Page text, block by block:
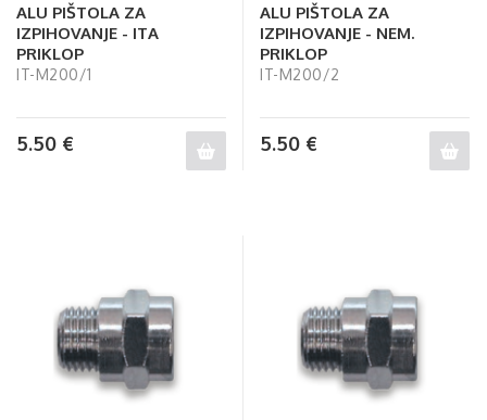
ALU PIŠTOLA ZA
IZPIHOVANJE - ITA
PRIKLOP
IT-M200/1
5.50 €
ALU PIŠTOLA ZA
IZPIHOVANJE - NEM.
PRIKLOP
IT-M200/2
5.50 €